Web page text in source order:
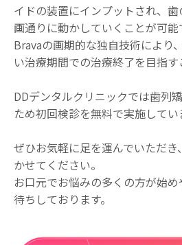
イドの装置にインプットされ、
画通りに動かしていくことが可能
Bravaの画期的な独自技術により
い治療期間での治療終了を目指す
DDデンタルクリニックでは歯列
ため初回検診を無料で実施してい
ぜひお気軽に足を運んでいただ
かせてください。
お口元でお悩みの多くの方が始
待ちしております。